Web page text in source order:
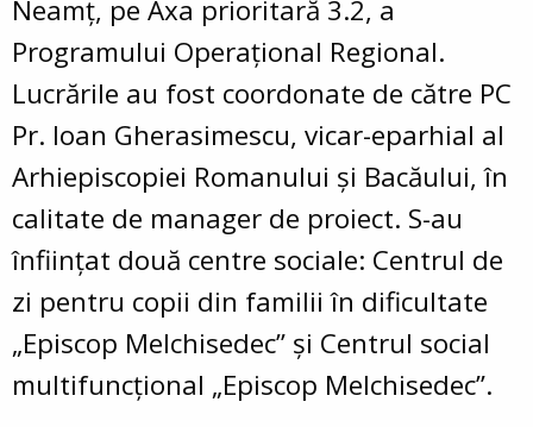
Neamț, pe Axa prioritară 3.2, a
Programului Operațional Regional.
Lucrările au fost coordonate de către PC
Pr. Ioan Gherasimescu, vicar-eparhial al
Arhiepiscopiei Romanului și Bacăului, în
calitate de manager de proiect. S-au
înființat două centre sociale: Centrul de
zi pentru copii din familii în dificultate
„Episcop Melchisedec” și Centrul social
multifuncțional „Episcop Melchisedec”.